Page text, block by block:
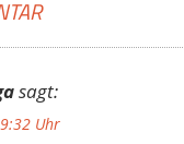
sagt:
Uhr